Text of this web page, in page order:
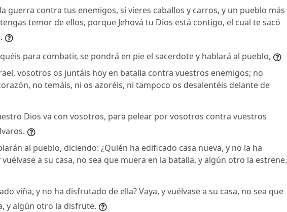
guerra contra tus enemigos, si vieres caballos y carros, y un pueblo más
temor de ellos, porque Jehová tu Dios está contigo, el cual te sacó
para combatir, se pondrá en pie el sacerdote y hablará al pueblo,
vosotros os juntáis hoy en batalla contra vuestros enemigos; no
no temáis, ni os azoréis, ni tampoco os desalentéis delante de
Dios va con vosotros, para pelear por vosotros contra vuestros
al pueblo, diciendo: ¿Quién ha edificado casa nueva, y no la ha
vuélvase a su casa, no sea que muera en la batalla, y algún otro la estrene.
viña, y no ha disfrutado de ella? Vaya, y vuélvase a su casa, no sea que
y algún otro la disfrute.